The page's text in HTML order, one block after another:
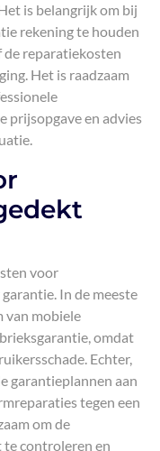
is belangrijk om bij
rekening te houden
de reparatiekosten
Het is raadzaam
prijsopgave en advies
voor
In de meeste
van mobiele
omdat
Echter,
garantieplannen aan
tegen een
om de
te controleren en